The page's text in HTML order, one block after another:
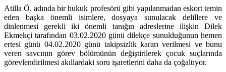
Atilla Ö. adında bir hukuk profesörü gibi yapılanmadan eskort temin
eden başka önemli isimlere, dosyaya sunulacak delillere ve
dinlenmesi gerekli iki önemli tanığın adreslerine ilişkin Dilek
Ekmekçi tarafından 03.02.2020 günü dilekçe sunulduğunun hemen
ertesi günü 04.02.2020 günü takipsizlik kararı verilmesi ve bunu
veren savcının görev bölümünün değiştirilerek çocuk suçlarında
görevlendirilmesi akıllardaki soru işaretlerini daha da çoğaltıyor.